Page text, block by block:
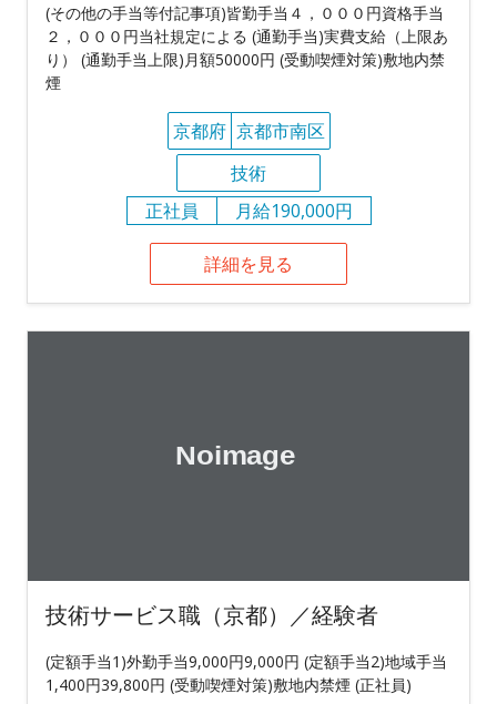
(その他の手当等付記事項)皆勤手当４，０００円資格手当
２，０００円当社規定による (通勤手当)実費支給（上限あ
り） (通勤手当上限)月額50000円 (受動喫煙対策)敷地内禁
煙
京都府 京都市南区
技術
正社員
月給190,000円
詳細を見る
技術サービス職（京都）／経験者
(定額手当1)外勤手当9,000円9,000円 (定額手当2)地域手当
1,400円39,800円 (受動喫煙対策)敷地内禁煙 (正社員)